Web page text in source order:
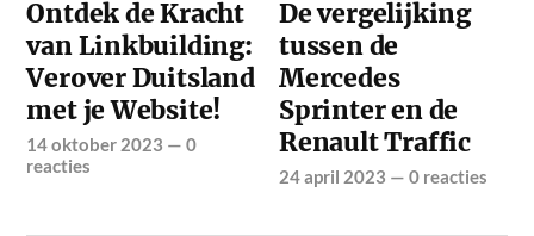
Ontdek de Kracht
van Linkbuilding:
Verover Duitsland
met je Website!
14 oktober 2023 —0
reacties
De vergelijking
tussen de
Mercedes
Sprinter en de
Renault Traffic
24 april 2023 —0 reacties